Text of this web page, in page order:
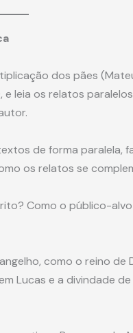
dos pães
e leia os relatos
de forma paralela,
os relatos se
Como o público-
como o reino de
Lucas e a divindade